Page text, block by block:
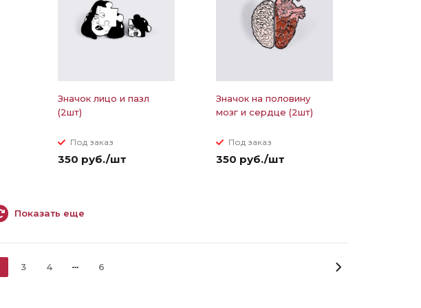
Значок лицо и пазл
(2шт)
Под заказ
350 руб./шт
Значок на половину
мозг и сердце (2шт)
Под заказ
350 руб./шт
Показать еще
3 4 6